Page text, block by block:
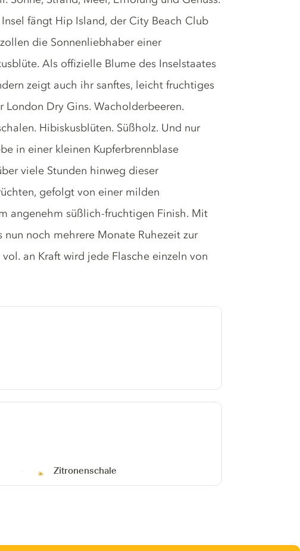
fängt Hip Island, der City Beach Club
die Sonnenliebhaber einer
Als offizielle Blume des Inselstaates
zeigt auch ihr sanftes, leicht fruchtiges
Dry Gins. Wacholderbeeren.
Hibiskusblüten. Süßholz. Und nur
in einer kleinen Kupferbrennblase
viele Stunden hinweg dieser
gefolgt von einer milden
angenehm süßlich-fruchtigen Finish. Mit
noch mehrere Monate Ruhezeit zur
an Kraft wird jede Flasche einzeln von
Zitronenschale